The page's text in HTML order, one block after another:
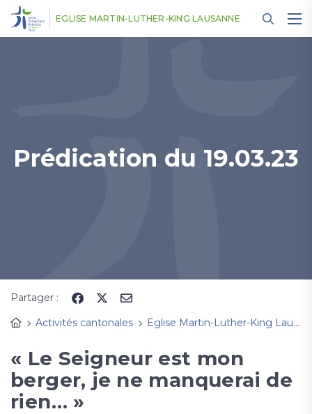
EGLISE MARTIN-LUTHER-KING LAUSANNE
Prédication du 19.03.23
Partager :
Activités cantonales
Eglise Martin-Luther-King Lausanne
« Le Seigneur est mon
berger, je ne manquerai de
rien… »
Panneau de gestion des cookies